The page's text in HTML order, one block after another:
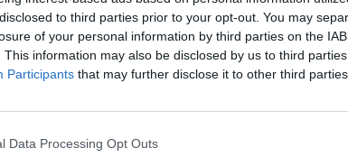
to third parties prior to your opt-out. You may
of your personal information by third parties on the
This information may also be disclosed by us to third
Participants that may further disclose it to other third parties.
Data Processing Opt Outs
προβλέψει εγκαίρως τη λήψη μέτρων για τη
εξυπηρέτηση των συμπολιτών μας
το δικαίωμα των συμπολιτών μας για
ιστό του Δήμου μας μέσω οχημάτων.
στάθμευσης, η τυχόν κατάληψη χώρων στις
οχημάτων οφείλεται σε συντρέχον και όχι